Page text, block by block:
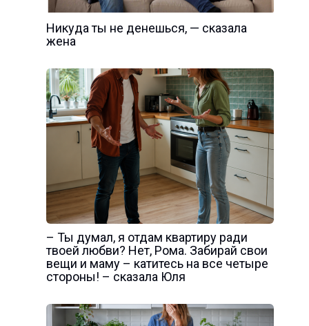
Никуда ты не денешься, — сказала
жена
– Ты думал, я отдам квартиру ради
твоей любви? Нет, Рома. Забирай свои
вещи и маму – катитесь на все четыре
стороны! – сказала Юля